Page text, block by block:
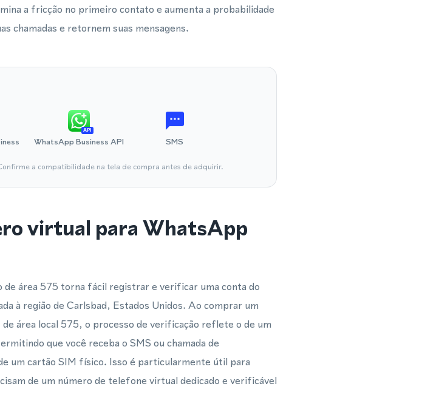
a fricção no primeiro contato e aumenta a probabilidade
chamadas e retornem suas mensagens.
API
WhatsApp Business API SMS
a compatibilidade na tela de compra antes de adquirir.
virtual para WhatsApp
área 575 torna fácil registrar e verificar uma conta do
à região de Carlsbad, Estados Unidos. Ao comprar um
área local 575, o processo de verificação reflete o de um
que você receba o SMS ou chamada de
um cartão SIM físico. Isso é particularmente útil para
de um número de telefone virtual dedicado e verificável